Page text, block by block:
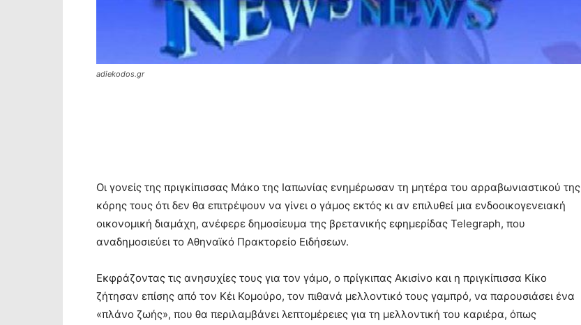
adiekodos.gr
Οι γονείς της πριγκίπισσας Μάκο της Ιαπωνίας ενημέρωσαν τη μητέρα του αρραβωνιαστικού της
κόρης τους ότι δεν θα επιτρέψουν να γίνει ο γάμος εκτός κι αν επιλυθεί μια ενδοοικογενειακή
οικονομική διαμάχη, ανέφερε δημοσίευμα της βρετανικής εφημερίδας Telegraph, που
αναδημοσιεύει το Αθηναϊκό Πρακτορείο Ειδήσεων.
Εκφράζοντας τις ανησυχίες τους για τον γάμο, ο πρίγκιπας Ακισίνο και η πριγκίπισσα Κίκο
ζήτησαν επίσης από τον Κέι Κομούρο, τον πιθανά μελλοντικό τους γαμπρό, να παρουσιάσει ένα
«πλάνο ζωής», που θα περιλαμβάνει λεπτομέρειες για τη μελλοντική του καριέρα, όπως